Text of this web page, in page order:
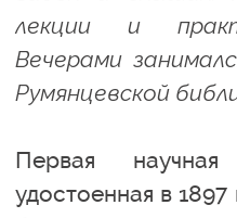
лекции и
Вечерами
Румянцевской
Первая
удостоенная в